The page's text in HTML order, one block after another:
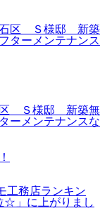
石区 Ｓ様邸 新築
ターメンテナンス
区 Ｓ様邸 新築無
ーメンテナンスな
工務店ランキン
☆」に上がりまし